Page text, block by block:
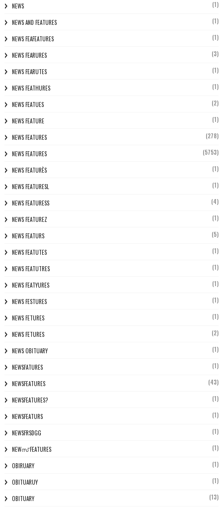
NEWS (1)
NEWS AND FEATURES (1)
NEWS FEAFEATURES (1)
NEWS FEARURES (3)
NEWS FEARUTES (1)
NEWS FEATHURES (1)
NEWS FEATUES (2)
NEWS FEATURE (1)
NEWS FEATURES (278)
NEWS FEATURES (5753)
NEWS FEATURÈS (1)
NEWS FEATURESL (1)
NEWS FEATURESS (4)
NEWS FEATUREZ (1)
NEWS FEATURS (5)
NEWS FEATUTES (1)
NEWS FEATUTRES (1)
NEWS FEATYURES (1)
NEWS FESTURES (1)
NEWS FETURES (1)
NEWS FETURES (2)
NEWS OBITUARY (1)
NEWSFATURES (1)
NEWSFEATURES (43)
NEWSFEATURES? (1)
NEWSFEATURS (1)
NEWSFRSDGG (1)
NEWസ് FEATURES (1)
OBIRUARY (1)
OBITUARUY (1)
OBITUARY (13)